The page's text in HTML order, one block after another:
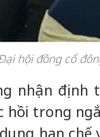
hội đồng cổ
nhận
trong
hạn